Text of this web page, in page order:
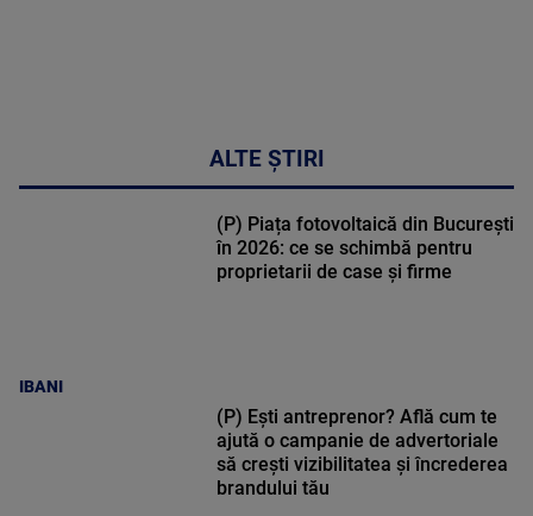
ALTE ȘTIRI
IBANI
(P) Piața fotovoltaică din București
în 2026: ce se schimbă pentru
proprietarii de case și firme
(P) Ești antreprenor? Află cum te
ajută o campanie de advertoriale
să crești vizibilitatea și încrederea
brandului tău